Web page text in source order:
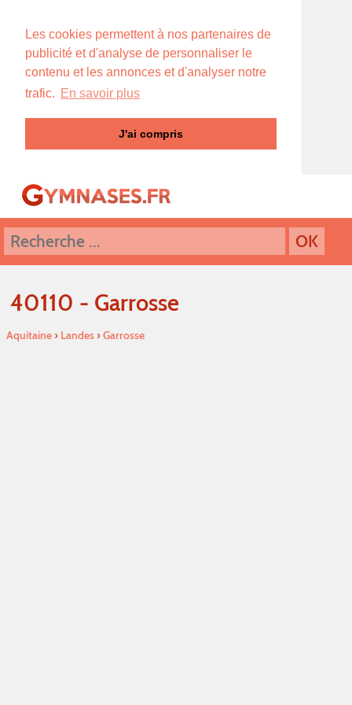
Les cookies permettent à nos partenaires de
publicité et d'analyse de personnaliser le
contenu et les annonces et d'analyser notre
trafic. En savoir plus
J'ai compris
40110 - Garrosse
Aquitaine› Landes›Garrosse